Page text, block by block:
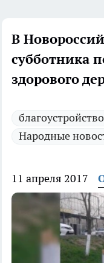
В
субботника
здорового
благоустройство
Народные
11 апреля 2017